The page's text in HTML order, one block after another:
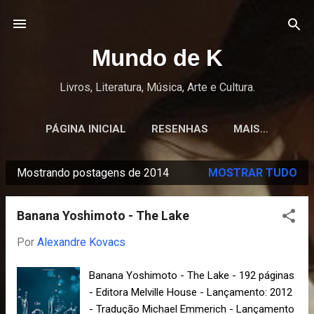
Mundo de K
Livros, Literatura, Música, Arte e Cultura.
PÁGINA INICIAL RESENHAS MAIS…
Mostrando postagens de 2014 MOSTRAR TUDO
Banana Yoshimoto - The Lake
Por Alexandre Kovacs
Banana Yoshimoto - The Lake - 192 páginas
- Editora Melville House - Lançamento: 2012
- Tradução Michael Emmerich - Lançamento